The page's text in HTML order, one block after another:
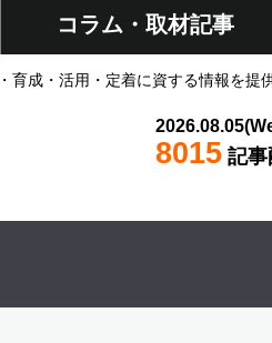
コラム・取材記事
成・活用・定着に資する情報を提
8015 記事